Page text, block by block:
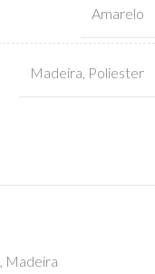
Amarelo
Madeira Poliester
, Madeira